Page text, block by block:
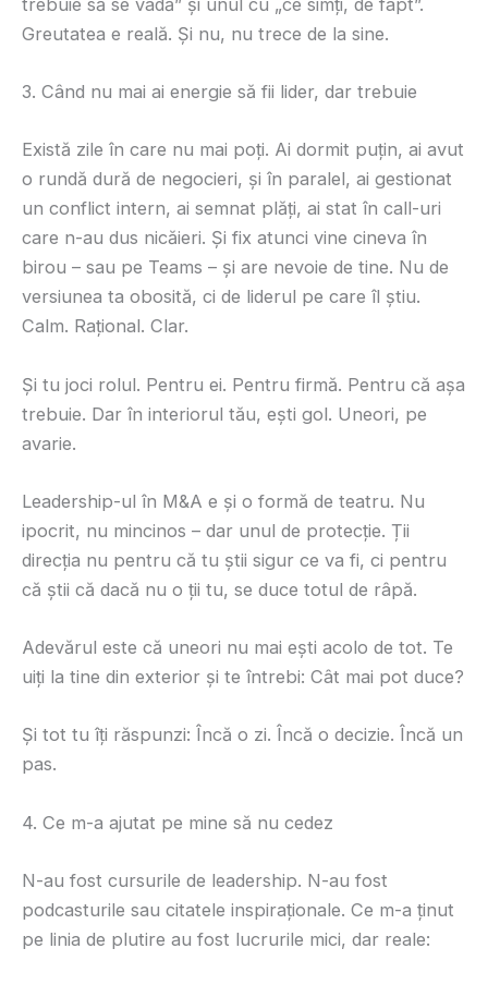
Greutatea e reală. Și nu, nu trece de la sine.
3. Când nu mai ai energie să fii lider, dar trebuie
Există zile în care nu mai poți. Ai dormit puțin, ai avut
o rundă dură de negocieri, și în paralel, ai gestionat
un conflict intern, ai semnat plăți, ai stat în call-uri
care n-au dus nicăieri. Și fix atunci vine cineva în
birou – sau pe Teams – și are nevoie de tine. Nu de
versiunea ta obosită, ci de liderul pe care îl știu.
Calm. Rațional. Clar.
Și tu joci rolul. Pentru ei. Pentru firmă. Pentru că așa
trebuie. Dar în interiorul tău, ești gol. Uneori, pe
avarie.
Leadership-ul în M&A e și o formă de teatru. Nu
ipocrit, nu mincinos – dar unul de protecție. Ții
direcția nu pentru că tu știi sigur ce va fi, ci pentru
că știi că dacă nu o ții tu, se duce totul de râpă.
Adevărul este că uneori nu mai ești acolo de tot. Te
uiți la tine din exterior și te întrebi: Cât mai pot duce?
Și tot tu îți răspunzi: Încă o zi. Încă o decizie. Încă un
pas.
4. Ce m-a ajutat pe mine să nu cedez
N-au fost cursurile de leadership. N-au fost
podcasturile sau citatele inspiraționale. Ce m-a ținut
pe linia de plutire au fost lucrurile mici, dar reale: